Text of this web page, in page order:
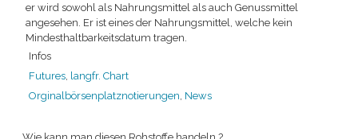
er wird sowohl als Nahrungsmittel als auch Genussmittel
angesehen. Er ist eines der Nahrungsmittel, welche kein
Mindesthaltbarkeitsdatum tragen.
Infos
Futures langfr. Chart
Orginalbörsenplatznotierungen News
Wie kann man diesen Rohstoffe handeln ?